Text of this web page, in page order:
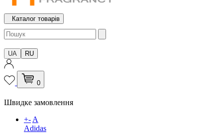
Каталог товарів
UA RU
0
Швидке замовлення
+-A
Adidas